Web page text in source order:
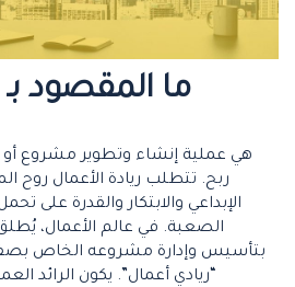
ما المقصود بـ
هي عملية إنشاء وتطوير مشروع
ربح. تتطلب ريادة الأعمال روح
الإبداعي والابتكار والقدرة على
الصعبة. في عالم الأعمال،
بتأسيس وإدارة مشروعه الخاص بصفة
“ريادي أعمال”. يكون الرائد